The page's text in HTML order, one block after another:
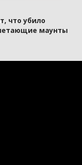
что убило
маунты